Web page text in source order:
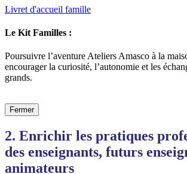
Livret d'accueil famille
Le Kit Familles :
Poursuivre l’aventure Ateliers Amasco à la
encourager la curiosité, l’autonomie et les
grands.
Fermer
2. Enrichir les pratiques
des enseignants, futurs
animateurs